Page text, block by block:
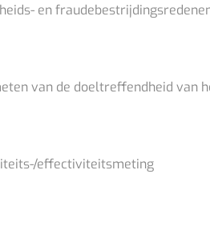
en
van de doeltreffendheid van
effectiviteitsmeting